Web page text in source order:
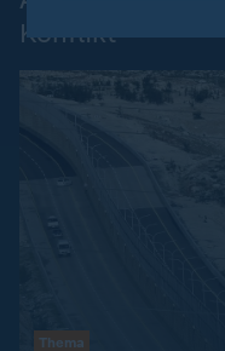
Konflikt
Thema